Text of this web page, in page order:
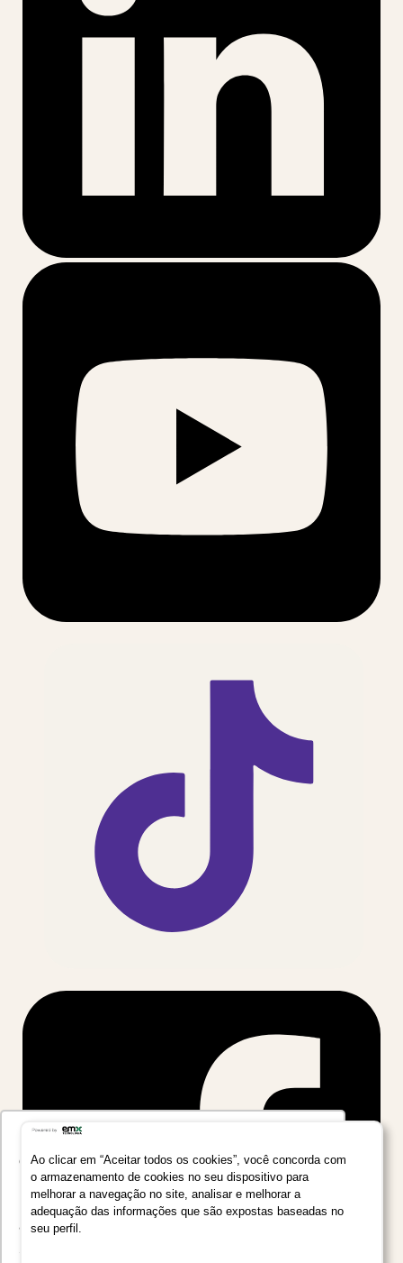
Utilizamos seus dados para oferecer uma
experiência mais relevante ao analisar e
personalizar conteúdos e anúncios em nossa
plataforma e em serviços de terceiros. Consulte
a Política de Privacidade de Dados do Grupo
Ao clicar em “Aceitar todos os cookies”, você concorda com
o armazenamento de cookies no seu dispositivo para
melhorar a navegação no site, analisar e melhorar a
adequação das informações que são expostas baseadas no
seu perfil.